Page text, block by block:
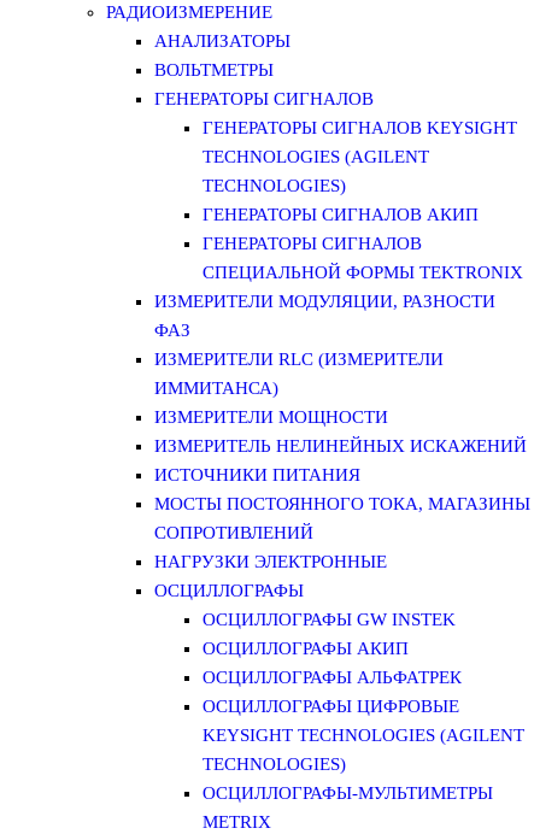
РАДИОИЗМЕРЕНИЕ
АНАЛИЗАТОРЫ
ВОЛЬТМЕТРЫ
ГЕНЕРАТОРЫ СИГНАЛОВ
ГЕНЕРАТОРЫ СИГНАЛОВ KEYSIGHT
TECHNOLOGIES (AGILENT
TECHNOLOGIES)
ГЕНЕРАТОРЫ СИГНАЛОВ АКИП
ГЕНЕРАТОРЫ СИГНАЛОВ
СПЕЦИАЛЬНОЙ ФОРМЫ TEKTRONIX
ИЗМЕРИТЕЛИ МОДУЛЯЦИИ, РАЗНОСТИ
ФАЗ
ИЗМЕРИТЕЛИ RLC (ИЗМЕРИТЕЛИ
ИММИТАНСА)
ИЗМЕРИТЕЛИ МОЩНОСТИ
ИЗМЕРИТЕЛЬ НЕЛИНЕЙНЫХ ИСКАЖЕНИЙ
ИСТОЧНИКИ ПИТАНИЯ
МОСТЫ ПОСТОЯННОГО ТОКА, МАГАЗИНЫ
СОПРОТИВЛЕНИЙ
НАГРУЗКИ ЭЛЕКТРОННЫЕ
ОСЦИЛЛОГРАФЫ
ОСЦИЛЛОГРАФЫ GW INSTEK
ОСЦИЛЛОГРАФЫ АКИП
ОСЦИЛЛОГРАФЫ АЛЬФАТРЕК
ОСЦИЛЛОГРАФЫ ЦИФРОВЫЕ
KEYSIGHT TECHNOLOGIES (AGILENT
TECHNOLOGIES)
ОСЦИЛЛОГРАФЫ-МУЛЬТИМЕТРЫ
METRIX